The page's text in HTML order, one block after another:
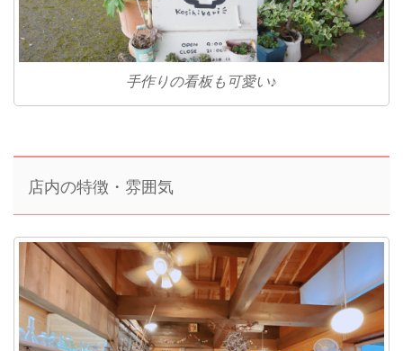
手作りの看板も可愛い♪
店内の特徴・雰囲気